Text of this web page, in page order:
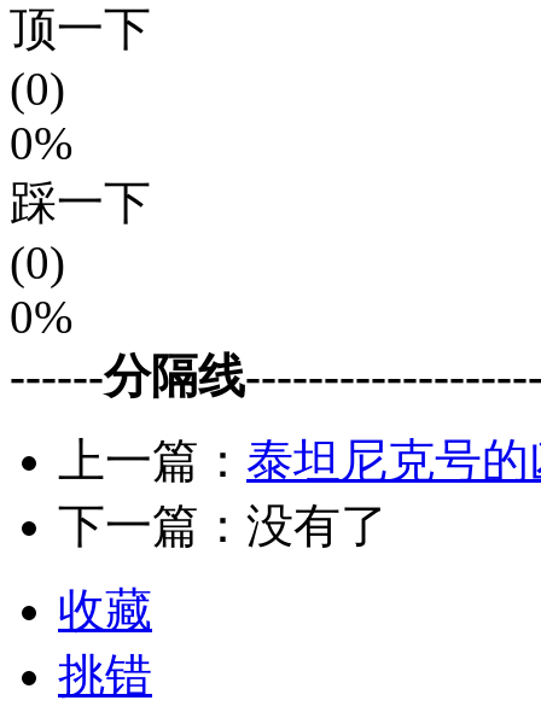
顶一下
(0)
0%
踩一下
(0)
0%
------分隔线
上一篇： 泰坦尼克号的
下一篇：没有了
收藏
挑错